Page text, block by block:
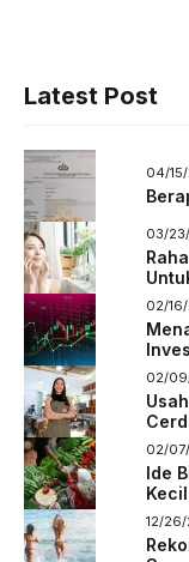
Latest Post
04/
03/
02/
02/
02/
Ide
12/